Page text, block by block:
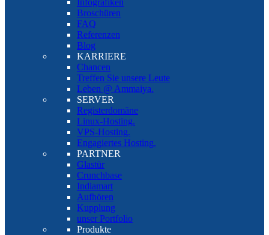
Infografiken
Broschüren
FAQ
Referenzen
Blog
KARRIERE
Chancen
Treffen Sie unsere Leute
Leben @ Ammaiya.
SERVER
Registerdomäne
Linux-Hosting.
VPS-Hosting.
Engagiertes Hosting.
PARTNER
Glastür
Crunchbase
Indiamart
Aufhören
Kupplung
unser Portfolio
Produkte